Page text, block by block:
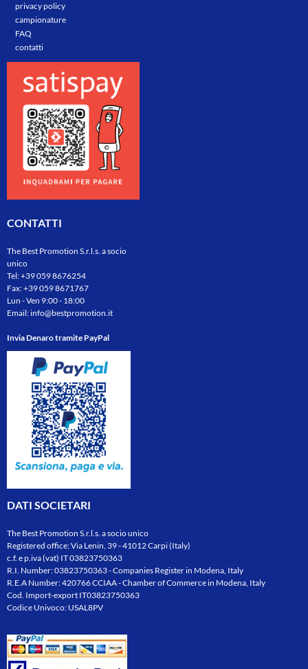
privacy policy
campionature
FAQ
contatti
CONTATTI
The Best Promotion S.r.l.s. a socio
unico
Tel:+39 059 8676254
Fax: +39 059 8671767
Lun - Ven 9:00 - 18:00
Email:info@bestpromotion.it
Invia Denaro tramite PayPal
DATI SOCIETARI
The Best Promotion S.r.l.s. a socio unico
Registered office: Via Lenin, 39 - 41012 Carpi (Italy)
c.f. e p.iva (vat) IT 03823750363
R.I. Number: 03823750363 - Companies Register in Modena, Italy
R.E.A Number: 420766 CCIAA - Chamber of Commerce in Modena, Italy
Cod. Import-export IT03823750363
Codice Univoco: USAL8PV